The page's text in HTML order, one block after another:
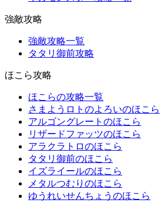
強敵攻略
強敵攻略一覧
タタリ御前攻略
ほこら攻略
ほこらの攻略一覧
さまようロトのよろいのほこら
アルゴングレートのほこら
リザードファッツのほこら
アラクラトロのほこら
タタリ御前のほこら
イズライールのほこら
メタルつむりのほこら
ゆうれいせんちょうのほこら